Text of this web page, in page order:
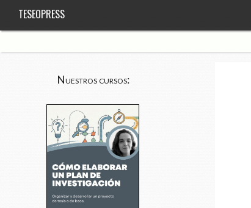
TESEOPRESS
Nuestros cursos: